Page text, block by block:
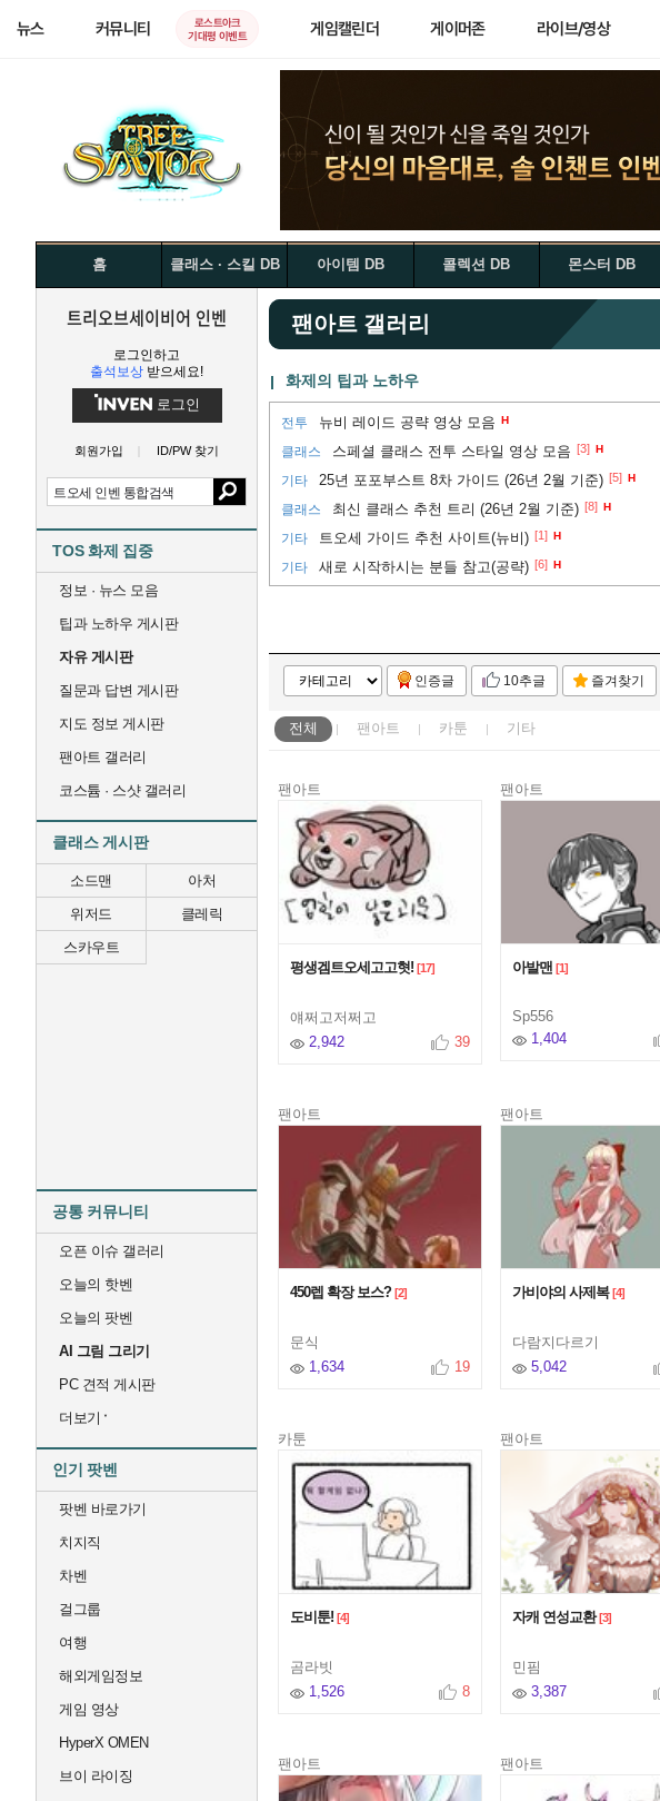
뉴스 커뮤니티
로스트아크
기대평 이벤트
게임캘린더 게이머존 라이브/영상
홈 클래스 · 스킬 DB 아이템 DB 콜렉션 DB 몬스터 DB
트리오브세이비어 인벤
로그인하고
출석보상 받으세요!
로그인
회원가입 ID/PW 찾기
TOS 화제 집중
정보 · 뉴스 모음
팁과 노하우 게시판
자유 게시판
질문과 답변 게시판
지도 정보 게시판
팬아트 갤러리
코스튬 · 스샷 갤러리
클래스 게시판
소드맨
아처
위저드
클레릭
스카우트
공통 커뮤니티
오픈 이슈 갤러리
오늘의 핫벤
오늘의 팟벤
AI 그림 그리기
PC 견적 게시판
더보기
인기 팟벤
팟벤 바로가기
치지직
차벤
걸그룹
여행
해외게임정보
게임 영상
HyperX OMEN
브이 라이징
팬아트 갤러리
화제의 팁과 노하우
전투 뉴비 레이드 공략 영상 모음 H
클래스 스페셜 클래스 전투 스타일 영상 모음 [3] H
기타 25년 포포부스트 8차 가이드 (26년 2월 기준) [5] H
클래스 최신 클래스 추천 트리 (26년 2월 기준) [8] H
기타 트오세 가이드 추천 사이트(뉴비) [1] H
기타 새로 시작하시는 분들 참고(공략) [6] H
인증글 10추글 즐겨찾기
전체 팬아트 카툰 기타
팬아트
평생겜트오세고고혓! [17]
얘쩌고저쩌고
2,942
39
팬아트
아발맨 [1]
Sp556
1,404
팬아트
450렙 확장 보스?[2]
문식
1,634
19
팬아트
가비야의 사제복[4]
다람지다르기
5,042
카툰
도비툰! [4]
곰라빗
1,526
8
팬아트
자캐 연성교환[3]
민핌
3,387
팬아트 팬아트